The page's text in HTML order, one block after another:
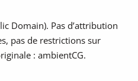
Domain). Pas d’attribution
pas de restrictions sur
: ambientCG.